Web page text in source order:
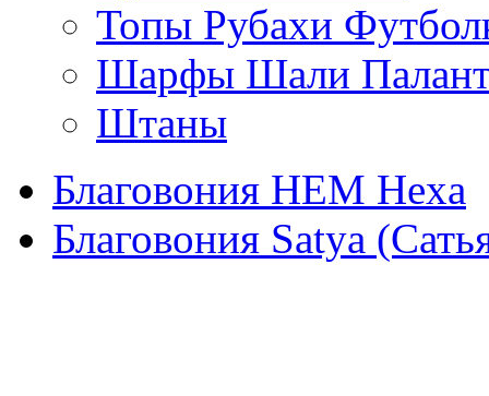
Топы Рубахи
Шарфы Шали
Штаны
Благовония HEM Hexa
Благовония Satya